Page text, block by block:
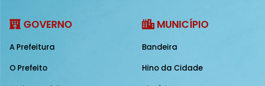
GOVERNO
A Prefeitura
O Prefeito
MUNICÍPIO
Bandeira
Hino da Cidade